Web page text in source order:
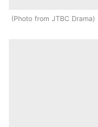
Photo from JTBC Drama